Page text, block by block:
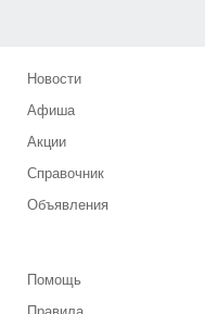
Новости
Афиша
Акции
Справочник
Объявления
Помощь